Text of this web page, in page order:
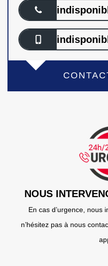
NOUS
En cas d’urgence, nous
n’hésitez pas à nous